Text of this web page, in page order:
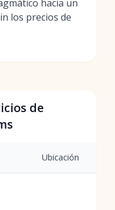
hacia un
los precios de
de
Ubicación